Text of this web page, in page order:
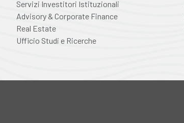
Servizi Investitori Istituzionali
Advisory & Corporate Finance
Real Estate
Ufficio Studi e Ricerche